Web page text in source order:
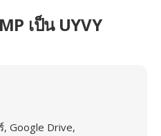
เป็น UYVY
Google Drive,